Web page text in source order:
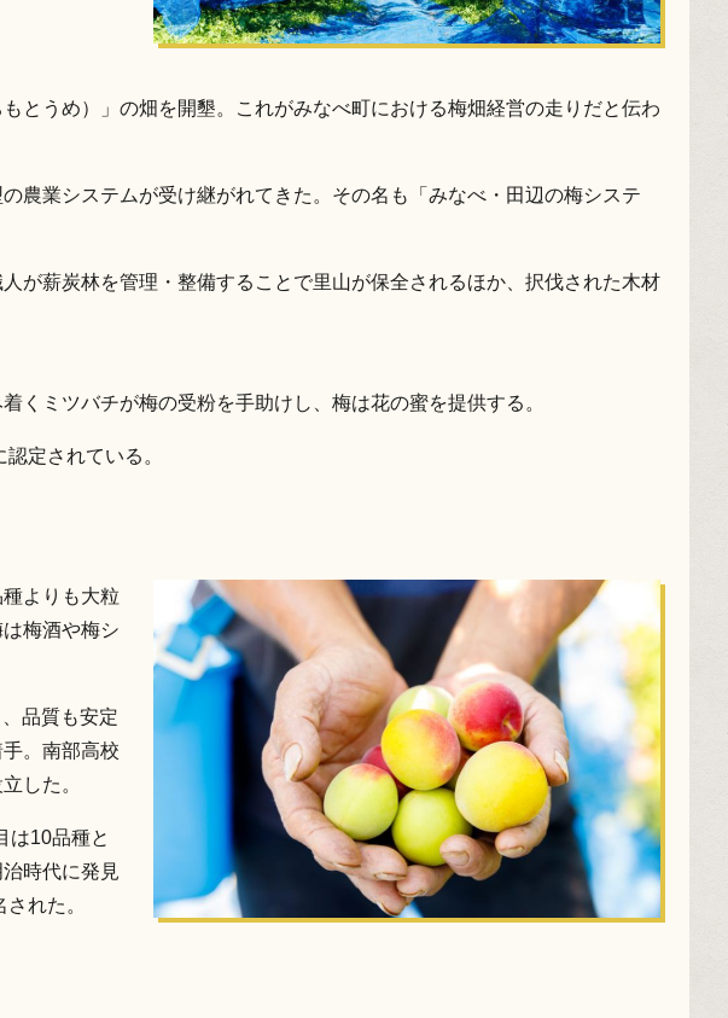
とうめ）」の畑を開墾。これがみなべ町における梅畑経営の走りだと伝わ
農業システムが受け継がれてきた。その名も「みなべ・田辺の梅システ
が薪炭林を管理・整備することで里山が保全されるほか、択伐された木材
くミツバチが梅の受粉を手助けし、梅は花の蜜を提供する。
定されている。
よりも大粒
梅酒や梅シ
品質も安定
。南部高校
した。
は10品種と
時代に発見
れた。